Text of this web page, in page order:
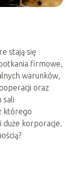
stają się
firmowe,
warunków,
oraz
sali
którego
duże korporacje.